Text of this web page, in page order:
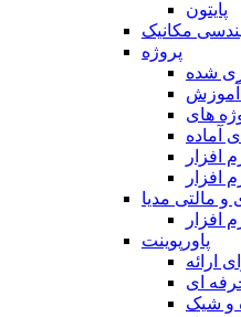
پایتون
مکانیک
پروژه
شده
مالتی مدیا
پاورپوینت
ارائه
ای
و شیک